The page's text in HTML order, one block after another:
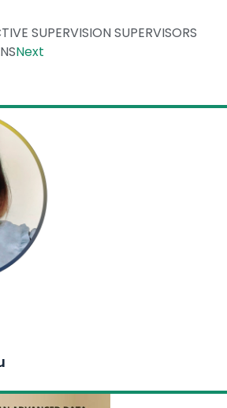
SUPERVISION SUPERVISORS
Next